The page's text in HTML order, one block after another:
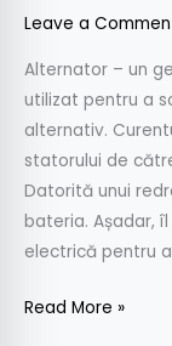
Leave a
Alternator – un
utilizat pentru a
alternativ.
statorului de
Datorită unui
bateria. Așadar,
electrică pentru
Read More »